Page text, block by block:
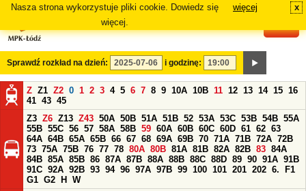
Nasza strona wykorzystuje pliki cookie. Dowiedz się
więcej.
więcej x
Sprawdź rozkład na dzień: i godzinę:
Z Z1 Z2 0 1 2 3 4 5 6 7 8 9 10A 10B 11 12 13 14 15 16
41 43 45
Z3 Z6 Z13 Z43 50A 50B 51A 51B 52 53A 53C 53B 54B 55A
55B 55C 56 57 58A 58B 59 60A 60B 60C 60D 61 62 63
64A 64B 65A 65B 66 67 68 69A 69B 70 71A 71B 72A 72B
73 75A 75B 76 77 78 80A 80B 81A 81B 82A 82B 83 84A
84B 85A 85B 86 87A 87B 88A 88B 88C 88D 89 90 91A 91B
91C 92A 92B 93 94 96 97A 97B 99 100 101 201 202 6.
F1
G1 G2 H
W